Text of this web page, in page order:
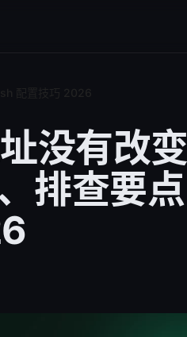
没有改变
排查要点